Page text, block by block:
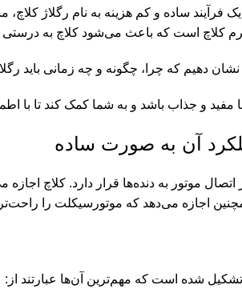
فرآیند ساده و کم هزینه به نام رگلاژ
کلاچ است که باعث می‌شود کلاچ به درستی
دهیم که چرا، چگونه و چه زمانی باید
مفید و جذاب باشد و به شما کمک کند تا با
آن به صورت ساده
موتور به دنده‌ها قرار دارد. کلاچ
اجازه می‌دهد که موتورسیکلت را
شده است که مهم‌ترین آن‌ها عبارتند از: